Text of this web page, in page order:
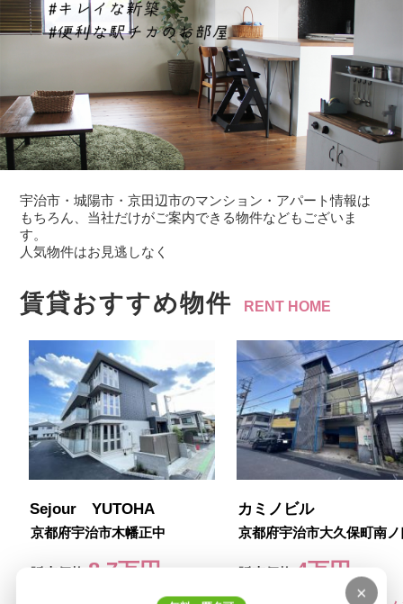
宇治市・城陽市・京田辺市のマンション・アパート情報は
もちろん、当社だけがご案内できる物件などもございま
す。
人気物件はお見逃しなく
賃貸おすすめ物件 RENT HOME
×